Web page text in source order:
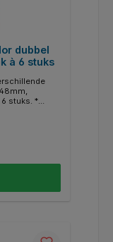
dubbel
à 6 stuks
6 stuks. *